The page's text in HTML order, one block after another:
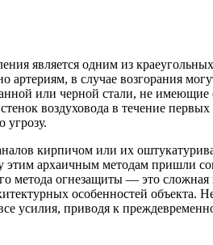
является одним из
в случае возгорания
или черной стали, не
воздуховода в течение
угрозу.
кирпичом или их
этим архаичным методам пришли
метода огнезащиты — это
особенностей
усилия, приводя к